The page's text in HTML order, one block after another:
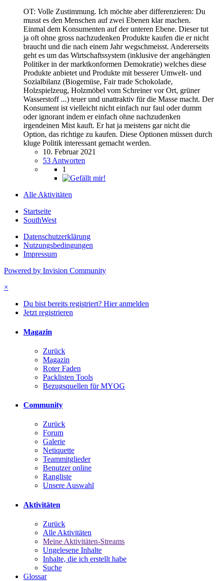
OT: Volle Zustimmung. Ich möchte aber differenzieren: Du
musst es den Menschen auf zwei Ebenen klar machen.
Einmal dem Konsumenten auf der unteren Ebene. Dieser tut
ja oft ohne gross nachzudenken Produkte kaufen die er nicht
braucht und die nach einem Jahr wegschmeisst. Andererseits
geht es um das Wirtschaftssystem (inklusive der angehängten
Politiker in der marktkonformen Demokratie) welches diese
Produkte anbietet und Produkte mit besserer Umwelt- und
Sozialbilanz (Biogemüse, Fair trade Schokolade,
Holzspielzeug, Holzmöbel vom Schreiner vor Ort, grüner
Wasserstoff ...) teuer und unattraktiv für die Masse macht. Der
Konsument ist vielleicht nicht einfach nur faul oder dumm
oder ignorant indem er einfach ohne nachzudenken
irgendeinen Mist kauft. Er hat ja meistens gar nicht die
Option, das richtige zu kaufen. Diese Optionen müssen durch
kluge Politik interessant gemacht werden.
10. Februar 2021
53 Antworten
1
Alle Aktivitäten
Startseite
SouthWest
Datenschutzerklärung
Nutzungsbedingungen
Impressum
Powered by Invision Community
×
Du bist bereits registriert? Hier anmelden
Jetzt registrieren
Magazin
Zurück
Magazin
Roter Faden
Packlisten Tools
Bezugsquellen für MYOG
Community
Zurück
Forum
Galerie
Netiquette
Teammitglieder
Benutzer online
Rangliste
Unsere Auswahl
Aktivitäten
Zurück
Alle Aktivitäten
Meine Aktivitäten-Streams
Ungelesene Inhalte
Inhalte, die ich erstellt habe
Suche
Glossar